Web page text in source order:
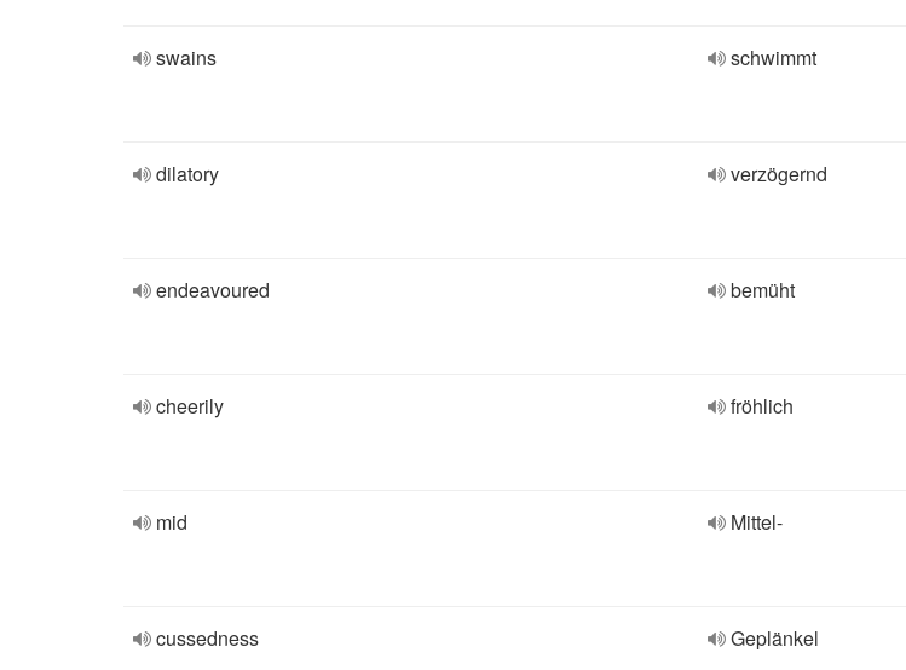
swains schwimmt
dilatory verzögernd
endeavoured bemüht
cheerily fröhlich
mid Mittel-
cussedness Geplänkel